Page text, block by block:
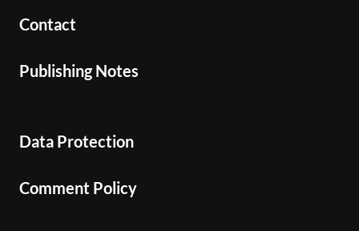
Contact
Publishing Notes
Data Protection
Comment Policy